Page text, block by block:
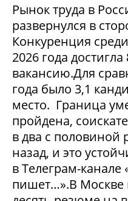
Рынок труда в
развернулся в
Конкуренция
2026 года
вакансию.Для
года было 3,1
место. Граница
пройдена,
в два с половиной
назад, и это
в Телеграм-
пишет…».В Москве